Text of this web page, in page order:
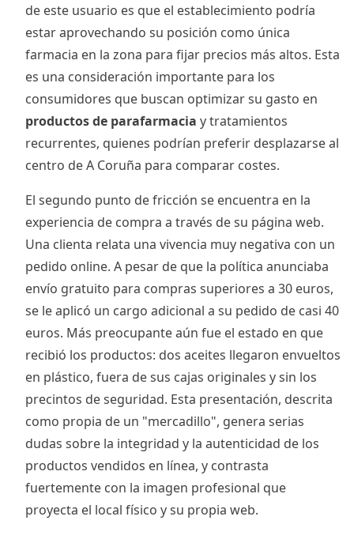
de este usuario es que el establecimiento podría
estar aprovechando su posición como única
farmacia en la zona para fijar precios más altos. Esta
es una consideración importante para los
consumidores que buscan optimizar su gasto en
productos de parafarmacia y tratamientos
recurrentes, quienes podrían preferir desplazarse al
centro de A Coruña para comparar costes.
El segundo punto de fricción se encuentra en la
experiencia de compra a través de su página web.
Una clienta relata una vivencia muy negativa con un
pedido online. A pesar de que la política anunciaba
envío gratuito para compras superiores a 30 euros,
se le aplicó un cargo adicional a su pedido de casi 40
euros. Más preocupante aún fue el estado en que
recibió los productos: dos aceites llegaron envueltos
en plástico, fuera de sus cajas originales y sin los
precintos de seguridad. Esta presentación, descrita
como propia de un "mercadillo", genera serias
dudas sobre la integridad y la autenticidad de los
productos vendidos en línea, y contrasta
fuertemente con la imagen profesional que
proyecta el local físico y su propia web.